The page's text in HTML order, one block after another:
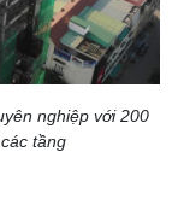
nghiệp với 200
tầng